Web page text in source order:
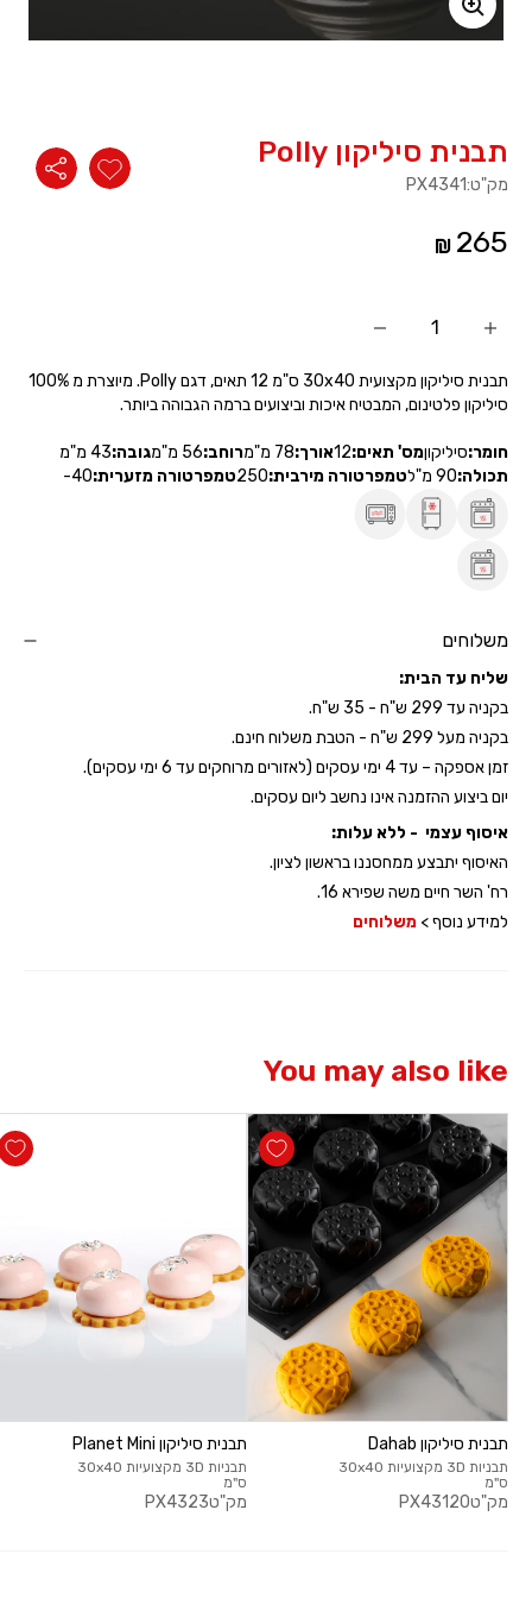
תבנית סיליקון Polly
תבנית סיליקון מקצועית 30x40 ס"מ 12 תאים, דגם Polly. מיוצרת מ 100%
סיליקון פלטינום, המבטיח איכות וביצועים ברמה הגבוהה ביותר.
מק"ט:PX4341
חומר:סיליקוןמס' תאים:12אורך:78 מ"מ רוחב:56 מ"מ גובה:43 מ"מ
תכולה:90 מ"ל טמפרטורה מירבית:250טמפרטורה מזערית:-40
מוצר
מוצר
265
משלוחים
שליח עד הבית:
בקניה עד 299 ש"ח - 35 ש"ח.
בקניה מעל 299 ש"ח - הטבת משלוח חינם.
זמן אספקה – עד 4 ימי עסקים (לאזורים מרוחקים עד 6 ימי עסקים).
יום ביצוע ההזמנה אינו נחשב ליום עסקים.
איסוף עצמי - ללא עלות:
האיסוף יתבצע ממחסננו בראשון לציון.
רח' השר חיים משה שפירא 16.
למידע נוסף > משלוחים
You may also like
תבנית סיליקון Dahab
תבניות 3D מקצועיות 30x40
ס"מ
מק"טPX43120
תבנית סיליקון Planet Mini
תבניות 3D מקצועיות 30x40
ס"מ
מק"טPX4323